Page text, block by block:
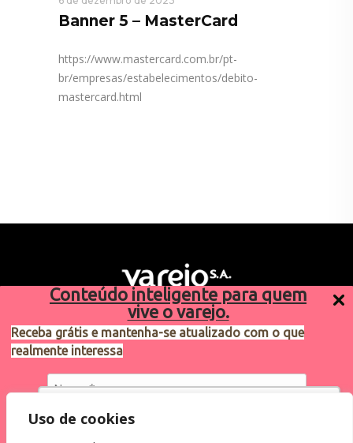
Conteúdo inteligente para quem
vive o varejo.
Receba grátis e mantenha-se atualizado com o que
realmente interessa
Utilizamos cookies para oferecer melhor
Uso de cookies
Banner 5 – MasterCard
https://www.mastercard.com.br/pt-
br/empresas/estabelecimentos/debito-
mastercard.html
Sugestões de pauta
varejosa@cndl.org.br